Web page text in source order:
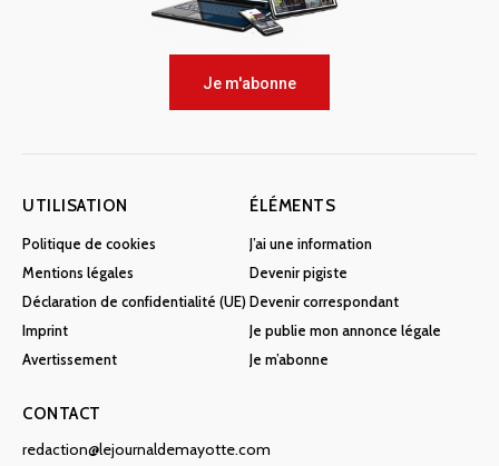
Je m'abonne
UTILISATION
Politique de cookies
Mentions légales
Déclaration de confidentialité (UE)
Imprint
Avertissement
ÉLÉMENTS
J’ai une information
Devenir pigiste
Devenir correspondant
Je publie mon annonce légale
Je m’abonne
CONTACT
redaction@lejournaldemayotte.com